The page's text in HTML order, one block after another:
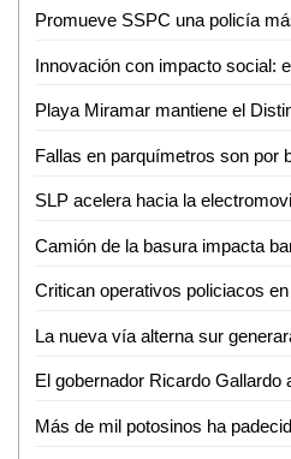
Promueve SSPC una policía
Critican operativos policiacos